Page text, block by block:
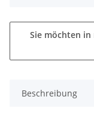
Sie möchten in
Beschreibung